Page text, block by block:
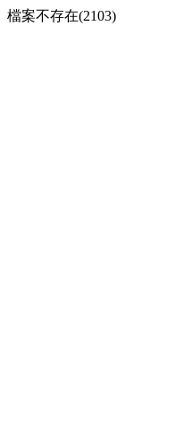
檔案不存在(2103)